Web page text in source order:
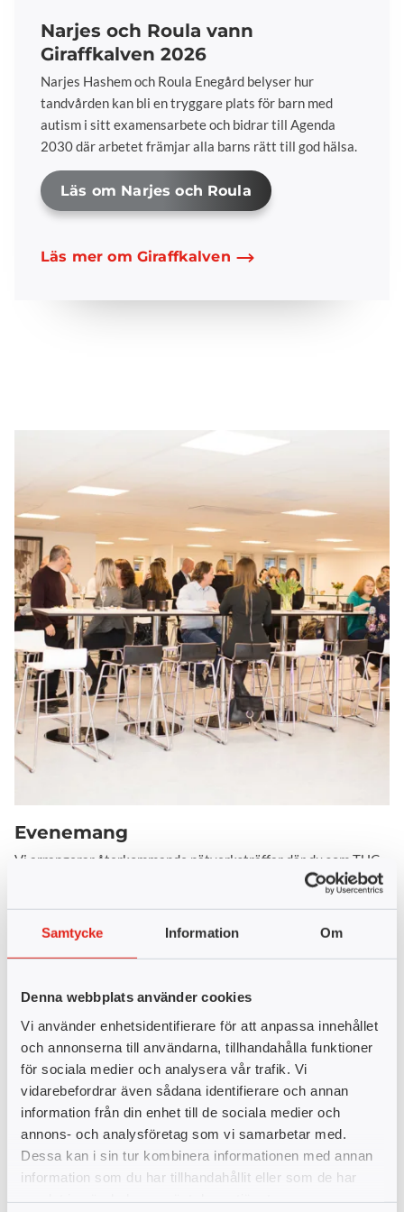
Samtycke Information Om
Denna webbplats använder cookies
Vi använder enhetsidentifierare för att anpassa innehållet
och annonserna till användarna, tillhandahålla funktioner
för sociala medier och analysera vår trafik. Vi
vidarebefordrar även sådana identifierare och annan
information från din enhet till de sociala medier och
annons- och analysföretag som vi samarbetar med.
Dessa kan i sin tur kombinera informationen med annan
information som du har tillhandahållit eller som de har
Narjes och Roula vann
Giraffkalven 2026
Narjes Hashem och Roula Enegård belyser hur
tandvården kan bli en tryggare plats för barn med
autism i sitt examensarbete och bidrar till Agenda
2030 där arbetet främjar alla barns rätt till god hälsa.
Läs om Narjes och Roula
Läs mer om Giraffkalven
Evenemang
Vi arrangerar återkommande nätverksträffar där du som TUC
Alumn får möjlighet att träffa andra alumner och bygga
nätverksträff hålls på din närmaste utbildningsort. Är du
intresserad av att gästföreläsa vid någon av våra
koordinator och få mer information.
Våra evenemang